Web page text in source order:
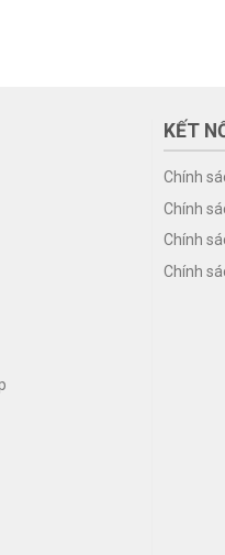
KẾT
Chính
Chính
Chính
Chính